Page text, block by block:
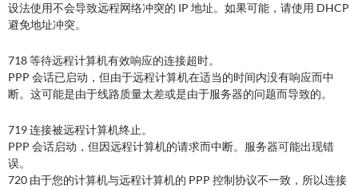
设法使用不会导致远程网络冲突的 IP 地址。如果可能，请使用 DHCP
避免地址冲突。
718 等待远程计算机有效响应的连接超时。
PPP 会话已启动，但由于远程计算机在适当的时间内没有响应而中
断。这可能是由于线路质量太差或是由于服务器的问题而导致的。
719 连接被远程计算机终止。
PPP 会话启动，但因远程计算机的请求而中断。服务器可能出现错
误。
720 由于您的计算机与远程计算机的 PPP 控制协议不一致，所以连接